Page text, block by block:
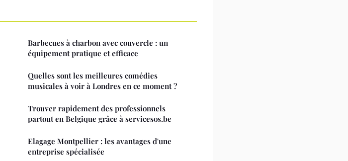
Barbecues à charbon avec couvercle : un
équipement pratique et efficace
Quelles sont les meilleures comédies
musicales à voir à Londres en ce moment ?
Trouver rapidement des professionnels
partout en Belgique grâce à servicesos.be
Elagage Montpellier : les avantages d'une
entreprise spécialisée